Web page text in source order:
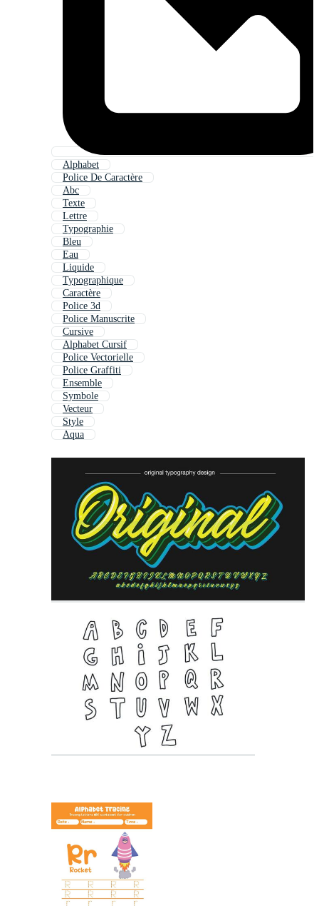
Alphabet
Police De Caractère
Abc
Texte
Lettre
Typographie
Bleu
Eau
Liquide
Typographique
Caractère
Police 3d
Police Manuscrite
Cursive
Alphabet Cursif
Police Vectorielle
Police Graffiti
Ensemble
Symbole
Vecteur
Style
Aqua